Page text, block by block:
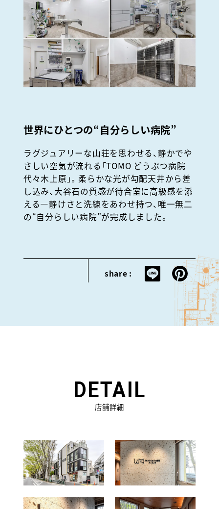
世界にひとつの“ 自分らしい病院”
ラグジュアリーな山荘を思わせる、静かでや
さしい空気が流れる「TOMO どうぶつ病院
代々木上原」。柔らかな光が勾配天井から差
し込み、大谷石の質感が待合室に高級感を添
える―静けさと洗練をあわせ持つ、唯一無二
の“自分らしい病院”が完成しました。
share :
DETAIL
店舗詳細